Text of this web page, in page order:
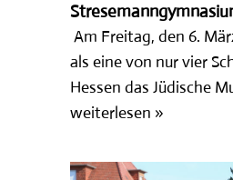
Am Freitag, den 6.
als eine von nur vier
Hessen das Jüdische
weiterlesen »